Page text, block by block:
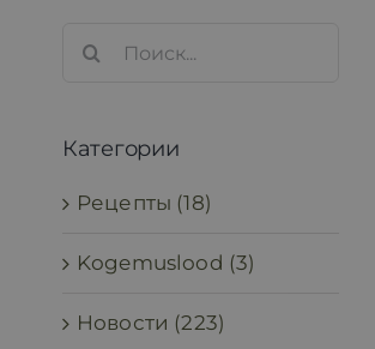
Search
Категории
Рецепты (18)
Kogemuslood (3)
Новости (223)